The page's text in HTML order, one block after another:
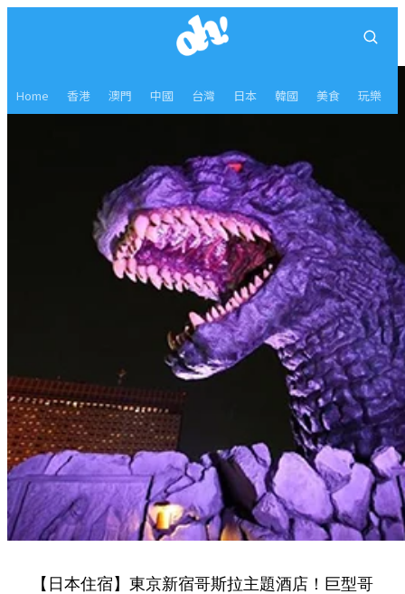
Home 香港 澳門 中國 台灣 日本 韓國 美食 玩樂
【日本住宿】東京新宿哥斯拉主題酒店！巨型哥